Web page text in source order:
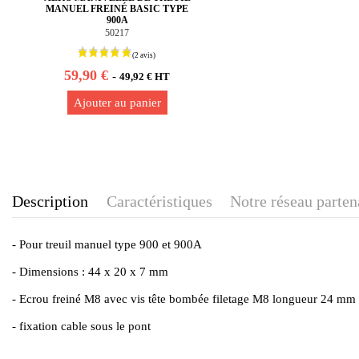
MANUEL FREINÉ BASIC TYPE
900A
50217
59,90 €-49,92 € HT
Ajouter au panier
Description Caractéristiques Notre réseau
- Pour treuil manuel type 900 et 900A
- Dimensions : 44 x 20 x 7 mm
- Ecrou freiné M8 avec vis tête bombée filetage M8 longueur 24 mm
- fixation cable sous le pont